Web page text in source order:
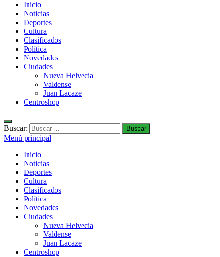
Inicio
Noticias
Deportes
Cultura
Clasificados
Política
Novedades
Ciudades
Nueva Helvecia
Valdense
Juan Lacaze
Centroshop
Buscar:
Menú principal
Inicio
Noticias
Deportes
Cultura
Clasificados
Política
Novedades
Ciudades
Nueva Helvecia
Valdense
Juan Lacaze
Centroshop